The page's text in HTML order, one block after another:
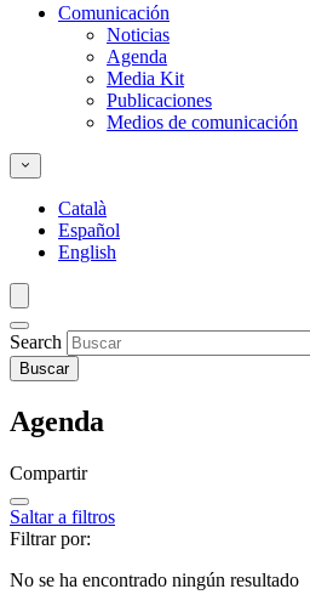
Comunicación
Noticias
Agenda
Media Kit
Publicaciones
Medios de comunicación
Català
Español
English
Search
Agenda
Compartir
Saltar a filtros
Filtrar por:
No se ha encontrado ningún resultado